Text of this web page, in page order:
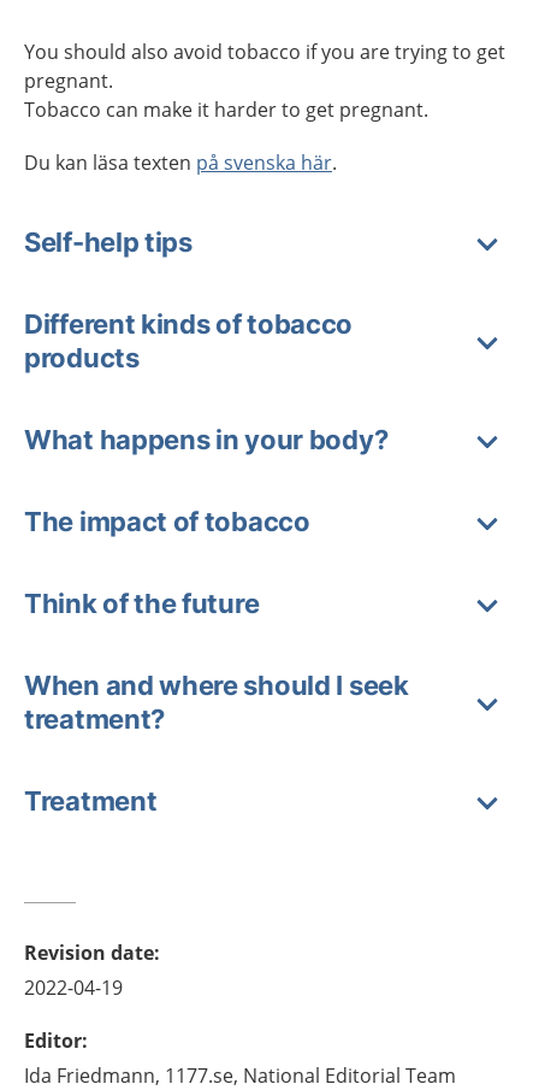
You should also avoid tobacco if you are trying to get
pregnant.
Tobacco can make it harder to get pregnant.
Du kan läsa texten på svenska här.
Self-help tips
Different kinds of tobacco
products
What happens in your body?
The impact of tobacco
Think of the future
When and where should I seek
treatment?
Treatment
Revision date:
2022-04-19
Editor:
Ida Friedmann, 1177.se, National Editorial Team